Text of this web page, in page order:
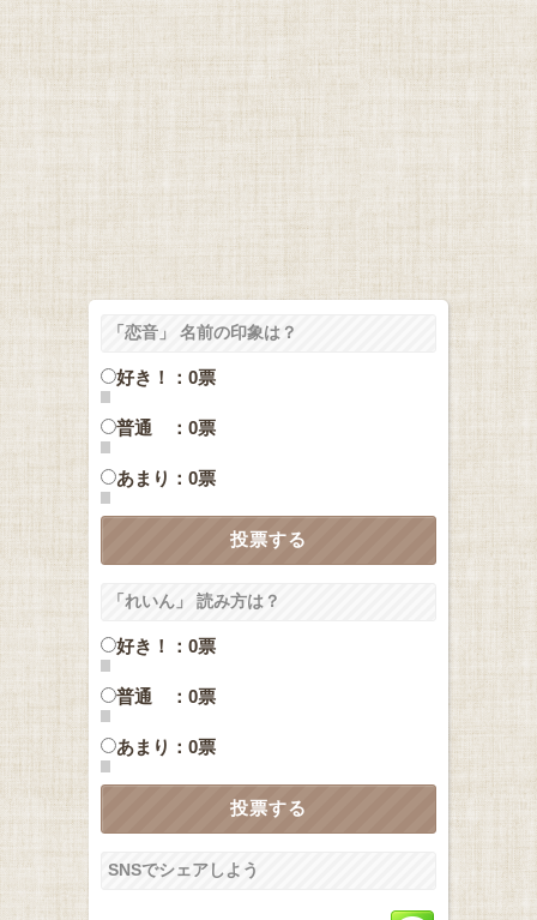
「恋音」 名前の印象は？
好き！：0票
普通 ：0票
あまり：0票
「れいん」 読み方は？
好き！：0票
普通 ：0票
あまり：0票
SNSでシェアしよう